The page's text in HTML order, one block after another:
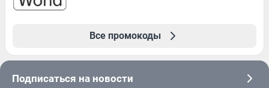
Все промокоды
Подписаться на новости